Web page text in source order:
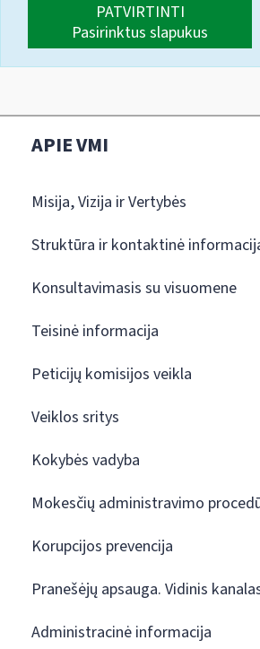
PATVIRTINTI
Pasirinktus slapukus
APIE VMI
Misija, Vizija ir Vertybės
Struktūra ir kontaktinė
Konsultavimasis su visuomene
Teisinė informacija
Peticijų komisijos veikla
Veiklos sritys
Kokybės vadyba
Mokesčių administravimo
Korupcijos prevencija
Pranešėjų apsauga. Vidinis
Administracinė informacija